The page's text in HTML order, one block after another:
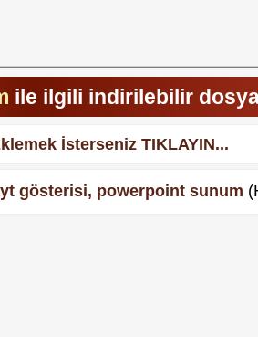
ile ilgili indirilebilir
İsterseniz TIKLAYIN...
gösterisi, powerpoint sunum